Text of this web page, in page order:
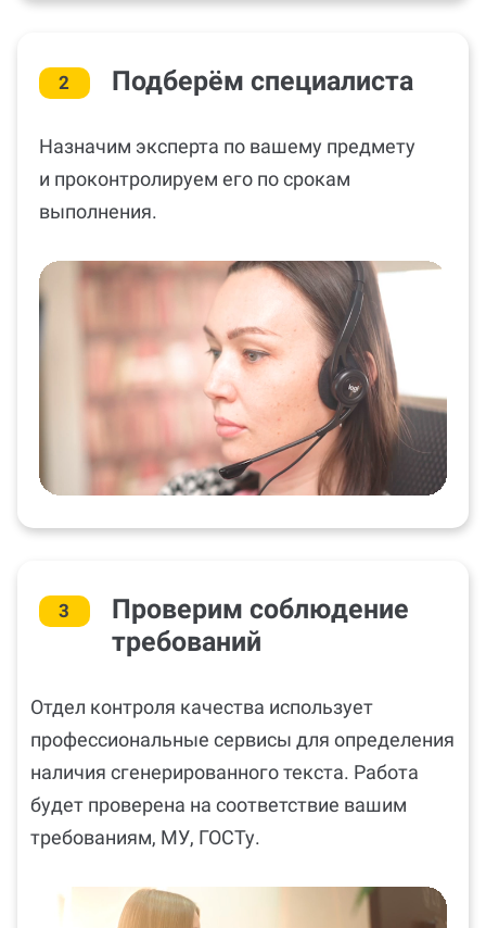
2 Подберём специалиста
Назначим эксперта по вашему предмету
и проконтролируем его по срокам
выполнения.
3
Проверим соблюдение
требований
Отдел контроля качества использует
профессиональные сервисы для определения
наличия сгенерированного текста. Работа
будет проверена на соответствие вашим
требованиям, МУ, ГОСТу.